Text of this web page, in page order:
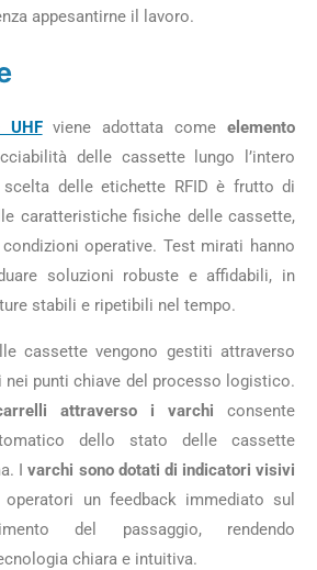
appesantirne il lavoro.
UHFviene adottata comeelemento
delle cassette lungo l’intero
delle etichette RFID è frutto di
caratteristiche fisiche delle cassette,
operative. Test mirati hanno
soluzioni robuste e affidabili, in
stabili e ripetibili nel tempo.
cassette vengono gestiti attraverso
nei punti chiave del processo logistico.
attraverso i varchi consente
dello stato delle cassette
Ivarchi sono dotati di indicatori visivi
un feedback immediato sul
del passaggio, rendendo
chiara e intuitiva.